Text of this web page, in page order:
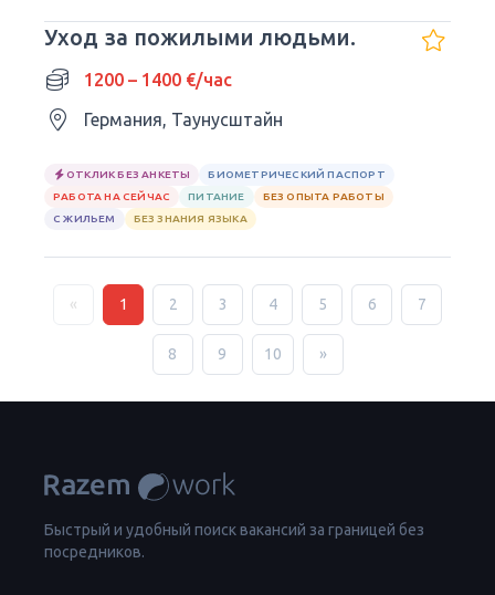
Уход за пожилыми людьми.
1200 – 1400 €/час
Германия, Таунусштайн
ОТКЛИК БЕЗ АНКЕТЫ
БИОМЕТРИЧЕСКИЙ ПАСПОРТ
РАБОТА НА СЕЙЧАС
ПИТАНИЕ
БЕЗ ОПЫТА РАБОТЫ
С ЖИЛЬЕМ
БЕЗ ЗНАНИЯ ЯЗЫКА
« 1 2 3 4 5 6 7
8 9 10 »
Быстрый и удобный поиск вакансий за границей без
посредников.